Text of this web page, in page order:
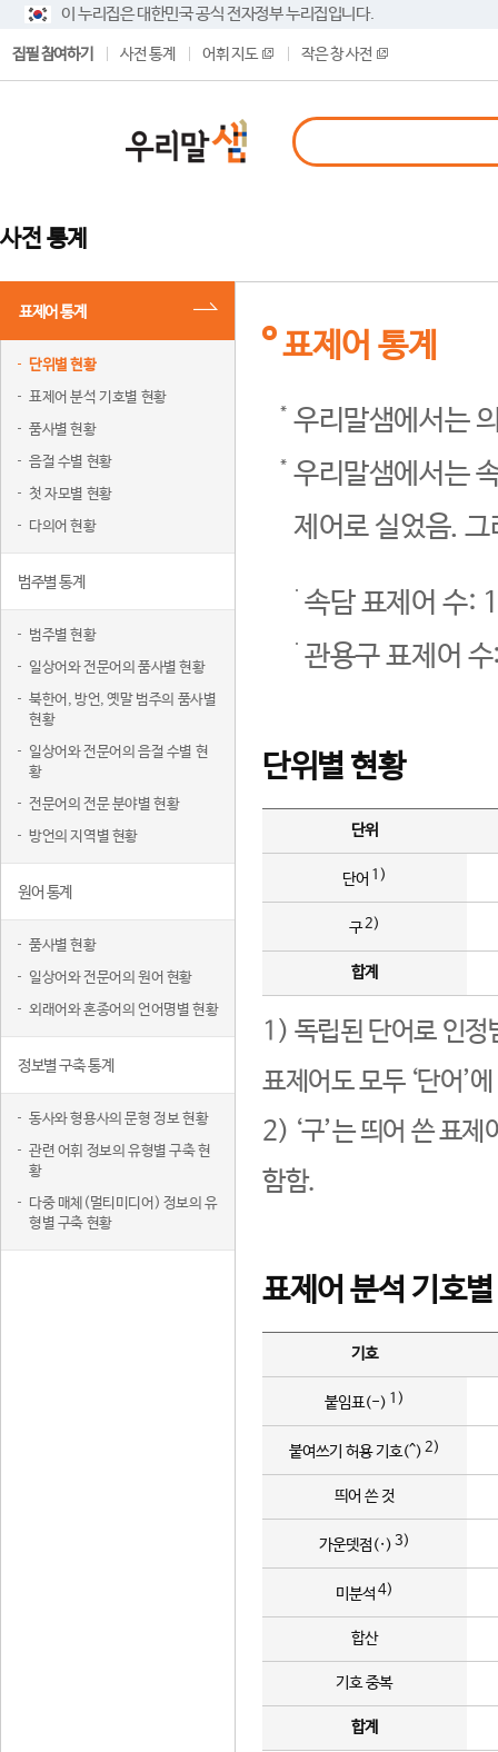
이 누리집은 대한민국 공식 전자정부 누리집입니다.
집필 참여하기 사전 통계 어휘 지도 작은 창 사전
사전 통계
표제어 통계
단위별 현황
표제어 분석 기호별 현황
품사별 현황
음절 수별 현황
첫 자모별 현황
다의어 현황
범주별 통계
범주별 현황
일상어와 전문어의 품사별 현황
북한어, 방언, 옛말 범주의 품사별
현황
일상어와 전문어의 음절 수별 현
황
전문어의 전문 분야별 현황
방언의 지역별 현황
원어 통계
품사별 현황
일상어와 전문어의 원어 현황
외래어와 혼종어의 언어명별 현황
정보별 구축 통계
동사와 형용사의 문형 정보 현황
관련 어휘 정보의 유형별 구축 현
황
다중 매체(멀티미디어) 정보의 유
형별 구축 현황
표제어 통계
우리말샘에서는
우리말샘에서는
제어로 실었음.
속담 표제어 수:
관용구 표제어
단위별 현황
단위
단어 1)
구2)
합계
1) 독립된 단어로 인정
표제어도 모두 ‘단어’
2) ‘구’는 띄어 쓴 표
함함.
표제어 분석 기호
기호
붙임표(-) 1)
붙여쓰기 허용 기호(^) 2)
띄어 쓴 것
가운뎃점(·) 3)
미분석 4)
합산
기호 중복
합계